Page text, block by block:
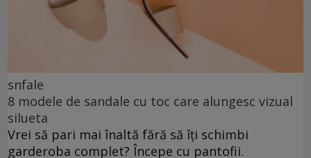
snfale
8 modele de sandale cu toc care alungesc vizual
silueta
Vrei să pari mai înaltă fără să îți schimbi
garderoba complet? Începe cu pantofii.